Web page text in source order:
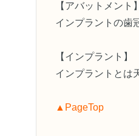
【アバットメント】
インプラントの歯
【インプラント】
インプラントとは
▲PageTop